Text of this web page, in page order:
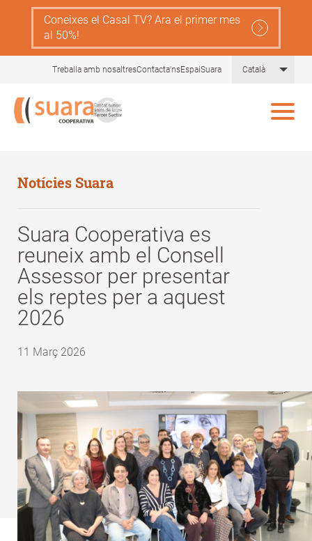
content
Coneixes el Casal TV? Ara el primer mes
al 50%!
Treballa amb nosaltresContacta'nsEspaiSuara Català List
Notícies Suara
Suara Cooperativa es
reuneix amb el Consell
Assessor per presentar
els reptes per a aquest
2026
11 Març 2026